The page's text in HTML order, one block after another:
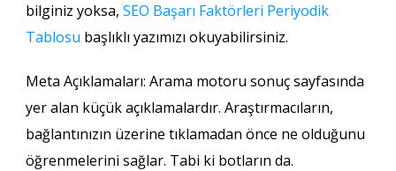
bilginiz yoksa, SEO Başarı Faktörleri Periyodik
Tablosu başlıklı yazımızı okuyabilirsiniz.
Meta Açıklamaları: Arama motoru sonuç sayfasında
yer alan küçük açıklamalardır. Araştırmacıların,
bağlantınızın üzerine tıklamadan önce ne olduğunu
öğrenmelerini sağlar. Tabi ki botların da.